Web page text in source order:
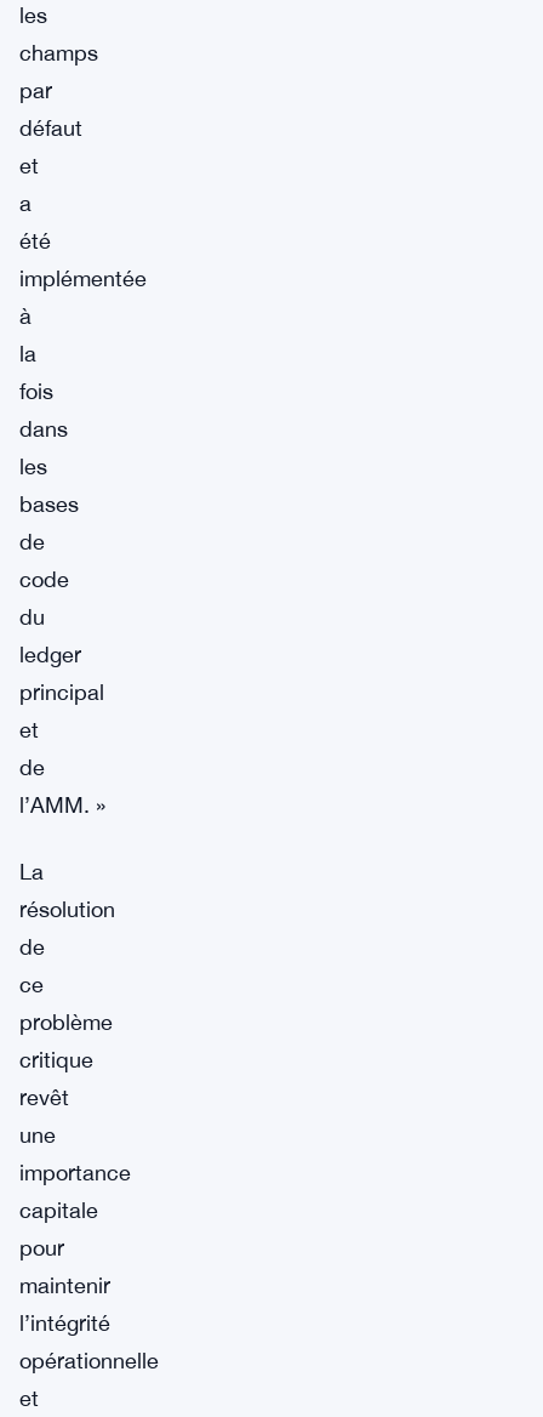
les
champs
par
défaut
et
a
été
implémentée
à
la
fois
dans
les
bases
de
code
du
ledger
principal
et
de
l’AMM. »
La
résolution
de
ce
problème
critique
revêt
une
importance
capitale
pour
maintenir
l’intégrité
opérationnelle
et